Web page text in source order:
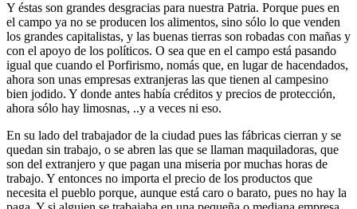
Y éstas son grandes desgracias para nuestra Patria. Porque pues en
el campo ya no se producen los alimentos, sino sólo lo que venden
los grandes capitalistas, y las buenas tierras son robadas con mañas y
con el apoyo de los políticos. O sea que en el campo está pasando
igual que cuando el Porfirismo, nomás que, en lugar de hacendados,
ahora son unas empresas extranjeras las que tienen al campesino
bien jodido. Y donde antes había créditos y precios de protección,
ahora sólo hay limosnas, ..y a veces ni eso.
En su lado del trabajador de la ciudad pues las fábricas cierran y se
quedan sin trabajo, o se abren las que se llaman maquiladoras, que
son del extranjero y que pagan una miseria por muchas horas de
trabajo. Y entonces no importa el precio de los productos que
necesita el pueblo porque, aunque está caro o barato, pues no hay la